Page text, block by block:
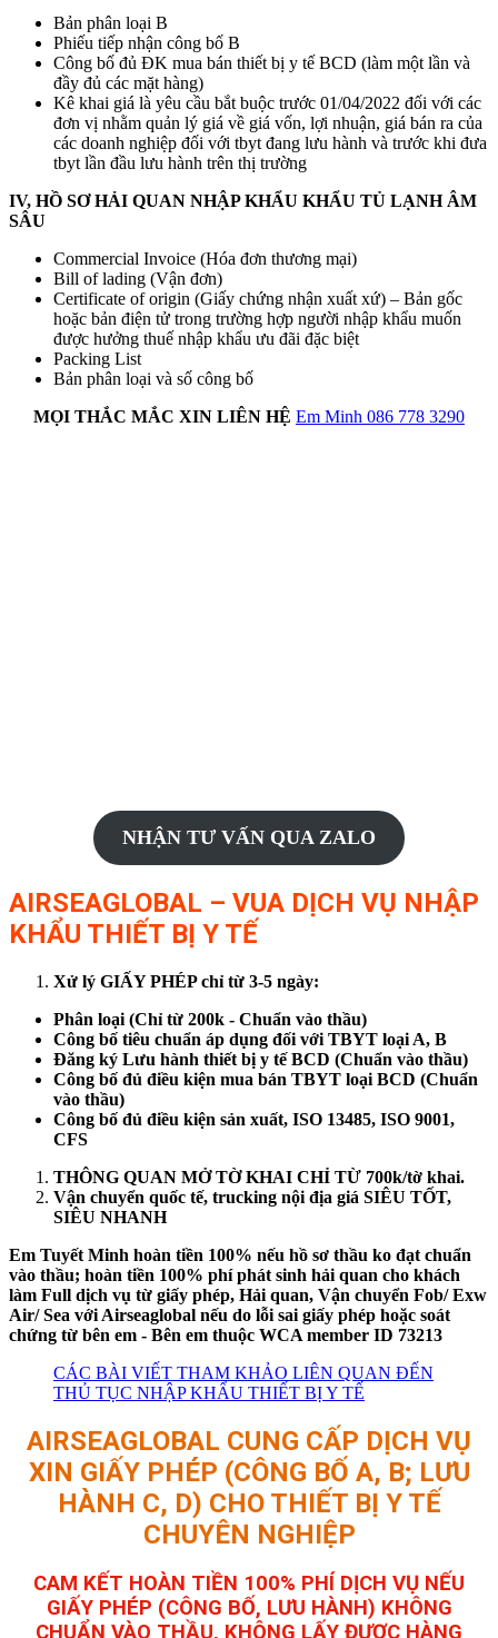
Bản phân loại B
Phiếu tiếp nhận công bố B
Công bố đủ ĐK mua bán thiết bị y tế BCD (làm một lần và
đầy đủ các mặt hàng)
Kê khai giá là yêu cầu bắt buộc trước 01/04/2022 đối với các
đơn vị nhằm quản lý giá về giá vốn, lợi nhuận, giá bán ra của
các doanh nghiệp đối với tbyt đang lưu hành và trước khi đưa
tbyt lần đầu lưu hành trên thị trường
IV, HỒ SƠ HẢI QUAN NHẬP KHẨU KHẨU TỦ LẠNH ÂM
SÂU
Commercial Invoice (Hóa đơn thương mại)
Bill of lading (Vận đơn)
Certificate of origin (Giấy chứng nhận xuất xứ) – Bản gốc
hoặc bản điện tử trong trường hợp người nhập khẩu muốn
được hưởng thuế nhập khẩu ưu đãi đặc biệt
Packing List
Bản phân loại và số công bố
MỌI THẮC MẮC XIN LIÊN HỆ Em Minh 086 778 3290
NHẬN TƯ VẤN QUA ZALO
AIRSEAGLOBAL – VUA DỊCH VỤ NHẬP
KHẨU THIẾT BỊ Y TẾ
Xử lý GIẤY PHÉP chỉ từ 3-5 ngày:
Phân loại (Chỉ từ 200k - Chuẩn vào thầu)
Công bố tiêu chuẩn áp dụng đối với TBYT loại A, B
Đăng ký Lưu hành thiết bị y tế BCD (Chuẩn vào thầu)
Công bố đủ điều kiện mua bán TBYT loại BCD (Chuẩn
vào thầu)
Công bố đủ điều kiện sản xuất, ISO 13485, ISO 9001,
CFS
THÔNG QUAN MỞ TỜ KHAI CHỈ TỪ 700k/tờ khai.
Vận chuyển quốc tế, trucking nội địa giá SIÊU TỐT,
SIÊU NHANH
Em Tuyết Minh hoàn tiền 100% nếu hồ sơ thầu ko đạt chuẩn
vào thầu; hoàn tiền 100% phí phát sinh hải quan cho khách
làm Full dịch vụ từ giấy phép, Hải quan, Vận chuyển Fob/ Exw
Air/ Sea với Airseaglobal nếu do lỗi sai giấy phép hoặc soát
chứng từ bên em - Bên em thuộc WCA member ID 73213
CÁC BÀI VIẾT THAM KHẢO LIÊN QUAN ĐẾN
THỦ TỤC NHẬP KHẨU THIẾT BỊ Y TẾ
AIRSEAGLOBAL CUNG CẤP DỊCH VỤ
XIN GIẤY PHÉP (CÔNG BỐ A, B; LƯU
HÀNH C, D) CHO THIẾT BỊ Y TẾ
CHUYÊN NGHIỆP
CAM KẾT HOÀN TIỀN 100% PHÍ DỊCH VỤ NẾU
GIẤY PHÉP (CÔNG BỐ, LƯU HÀNH) KHÔNG
CHUẨN VÀO THẦU, KHÔNG LẤY ĐƯỢC HÀNG